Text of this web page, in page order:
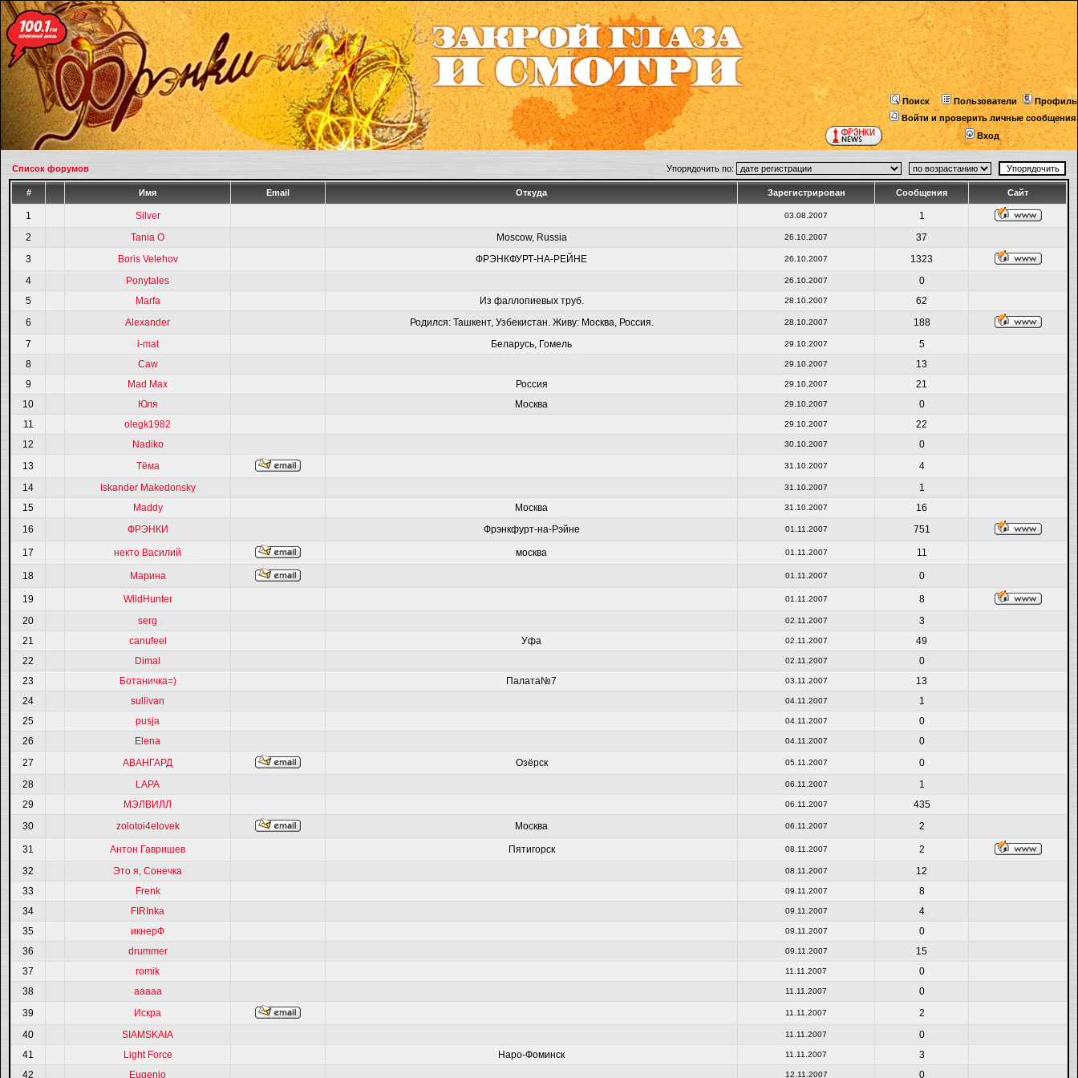
Поиск Пользователи
Профиль
Войти и проверить личные сообщения
Вход
Список форумов Упорядочить по:
# Имя Email Откуда Зарегистрирован Сообщения Сайт
1 Silver 03.08.2007
1
2
Tania O Moscow, Russia 26.10.2007
37
3
Boris Velehov ФРЭНКФУРТ-НА-РЕЙНЕ 26.10.2007
1323
4
Ponytales 26.10.2007
0
5
Marfa Из фаллопиевых труб. 28.10.2007
62
6
Alexander Родился: Ташкент, Узбекистан. Живу: Москва, Россия. 28.10.2007
188
7
i-mat Беларусь, Гомель 29.10.2007
5
8
Caw 29.10.2007
13
9
Mad Max Россия 29.10.2007
21
10
Юля Москва 29.10.2007
0
11
olegk1982 29.10.2007
22
12
Nadiko 30.10.2007
0
13
Тёма 31.10.2007
4
14
Iskander Makedonsky 31.10.2007
1
15
Maddy Москва 31.10.2007
16
16
ФРЭНКИ Фрэнкфурт-на-Рэйне 01.11.2007 751
17 некто Василий москва 01.11.2007 11
18 Марина 01.11.2007 0
19 WildHunter 01.11.2007
8
20
serg 02.11.2007
3
21
canufeel Уфа 02.11.2007
49
22
Dimal 02.11.2007
0
23
Ботаничка=) Палата№7 03.11.2007
13
24
sullivan 04.11.2007
1
25
pusja 04.11.2007
0
26
Elena 04.11.2007
0
27
АВАНГАРД Озёрск 05.11.2007
0
28
LAPA 06.11.2007
1
29
МЭЛВИЛЛ 06.11.2007
435
30
zolotoi4elovek Москва 06.11.2007 2
31 Антон Гавришев Пятигорск 08.11.2007
2
32
Это я, Сонечка 08.11.2007
12
33
Frenk 09.11.2007
8
34
FIRInka 09.11.2007
4
35
икнерФ 09.11.2007
0
36
drummer 09.11.2007
15
37
romik 11.11.2007
0
38
ааааа 11.11.2007
0
39
Искра 11.11.2007
2
40
SIAMSKAIA 11.11.2007
0
41
Light Force Наро-Фоминск 11.11.2007
3
42
Eugenio 12.11.2007 0